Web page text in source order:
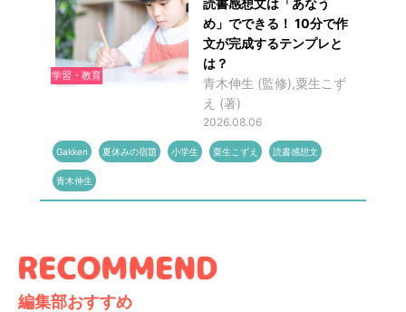
学習・教育
読書感想文は「あなう
め」でできる！ 10分で作
文が完成するテンプレと
は？
青木伸生 (監修),粟生こず
え (著)
2026.08.06
Gakken 夏休みの宿題 小学生 粟生こずえ 読書感想文
青木伸生
編集部おすすめ